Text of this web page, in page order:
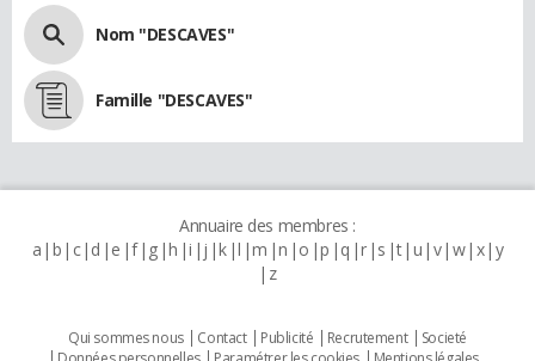
Nom "DESCAVES"
Famille "DESCAVES"
Annuaire des membres :
a b c d e f g h i j k l m n o p q r s t u v w x y
z
Qui sommes nous Contact Publicité Recrutement
Societé